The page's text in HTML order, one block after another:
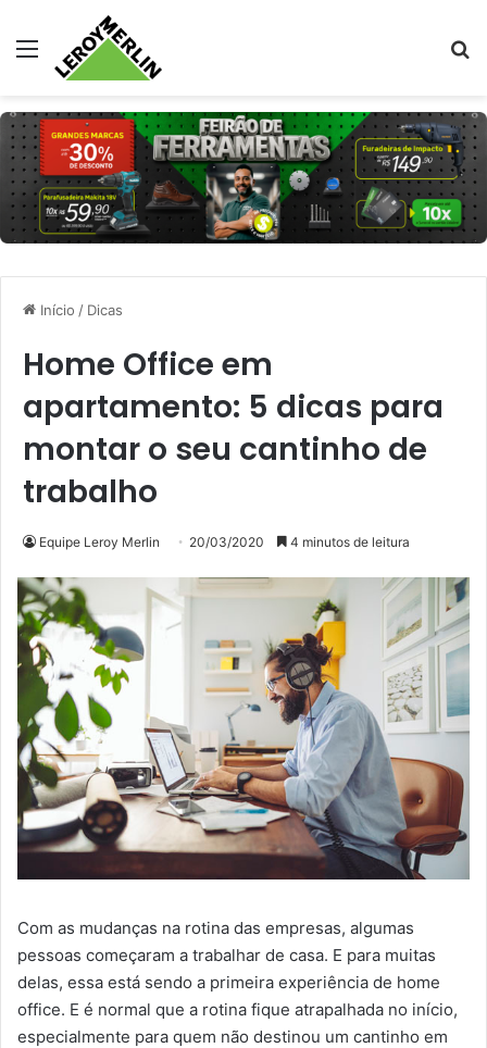
Menu
Início / Dicas
Home Office em
apartamento: 5 dicas para
montar o seu cantinho de
trabalho
Equipe Leroy Merlin 20/03/2020 4 minutos de leitura
Com as mudanças na rotina das empresas, algumas
pessoas começaram a trabalhar de casa. E para muitas
delas, essa está sendo a primeira experiência de home
office. E é normal que a rotina fique atrapalhada no início,
especialmente para quem não destinou um cantinho em